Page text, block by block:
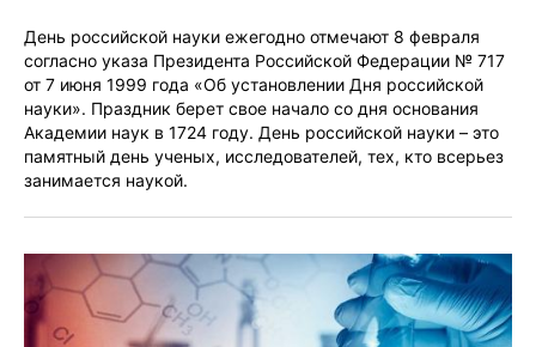
День российской науки ежегодно отмечают 8 февраля
согласно указа Президента Российской Федерации № 717
от 7 июня 1999 года «Об установлении Дня российской
науки». Праздник берет свое начало со дня основания
Академии наук в 1724 году. День российской науки – это
памятный день ученых, исследователей, тех, кто всерьез
занимается наукой.